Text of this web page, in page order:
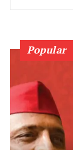
Popular